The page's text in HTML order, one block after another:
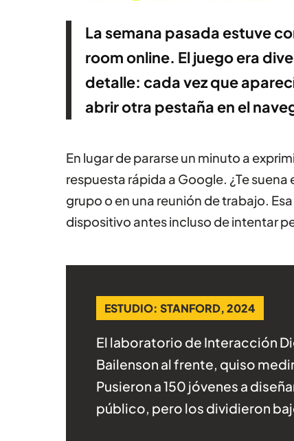
La semana pasada estuve
room online. El juego era
detalle: cada vez que
abrir otra pestaña en el
En lugar de pararse un minuto a
respuesta rápida a Google. ¿Te
grupo o en una reunión de trabajo.
dispositivo antes incluso de intentar
ESTUDIO: STANFORD, 2024
El laboratorio de Interacción
Bailenson al frente, quiso
Pusieron a 150 jóvenes a
público, pero los dividieron